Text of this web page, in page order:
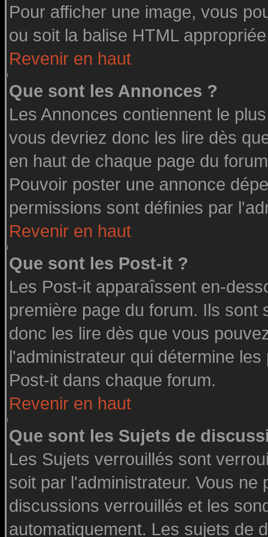
Pour afficher une image, vous
ou soit la balise HTML
Revenir en haut
Que sont les Annonces ?
Les Annonces contiennent le
vous devriez donc les lire dès
en haut de chaque page du
Pouvoir poster une annonce
permissions sont définies par
Revenir en haut
Que sont les Post-it ?
Les Post-it apparaîssent en-
première page du forum. Ils
donc les lire dès que vous
l'administrateur qui détermine
Post-it dans chaque forum.
Revenir en haut
Que sont les Sujets de
Les Sujets verrouillés sont
soit par l'administrateur. Vous
discussions verrouillés et les
automatiquement. Les sujets de